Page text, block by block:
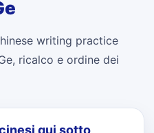
writing practice
ricalco e ordine dei
qui sotto